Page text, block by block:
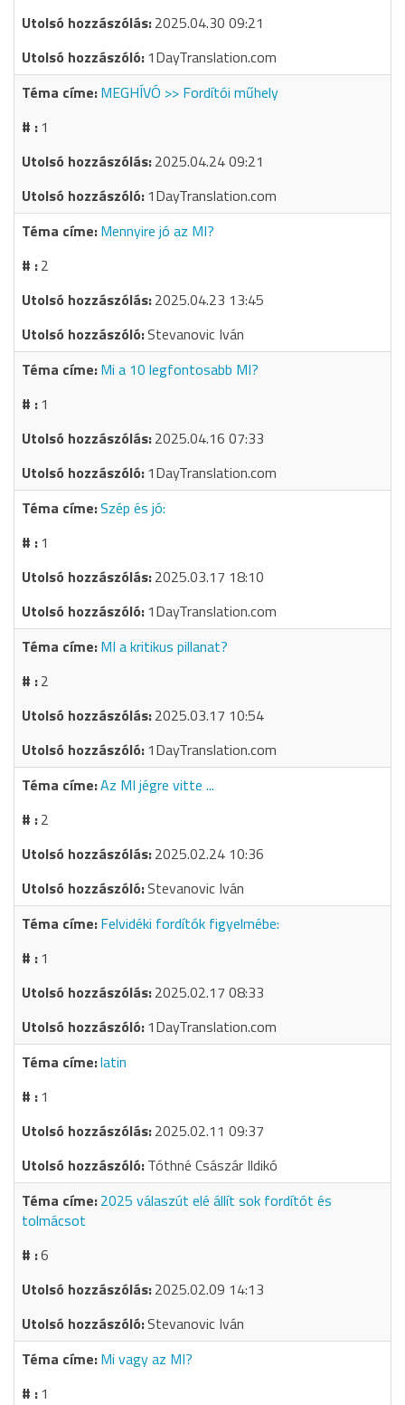
2025.04.30 09:21
1DayTranslation.com
MEGHÍVÓ >> Fordítói műhely
1
2025.04.24 09:21
1DayTranslation.com
Mennyire jó az MI?
2
2025.04.23 13:45
Stevanovic Iván
Mi a 10 legfontosabb MI?
1
2025.04.16 07:33
1DayTranslation.com
Szép és jó:
1
2025.03.17 18:10
1DayTranslation.com
MI a kritikus pillanat?
2
2025.03.17 10:54
1DayTranslation.com
Az MI jégre vitte ...
2
2025.02.24 10:36
Stevanovic Iván
Felvidéki fordítók figyelmébe:
1
2025.02.17 08:33
1DayTranslation.com
latin
1
2025.02.11 09:37
Tóthné Császár Ildikó
2025 válaszút elé állít sok fordítót és
tolmácsot
6
2025.02.09 14:13
Stevanovic Iván
Mi vagy az MI?
1